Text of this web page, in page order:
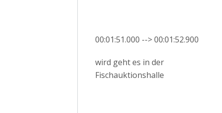
00:01:51.000 --> 00:01:52.900
wird geht es in der
Fischauktionshalle